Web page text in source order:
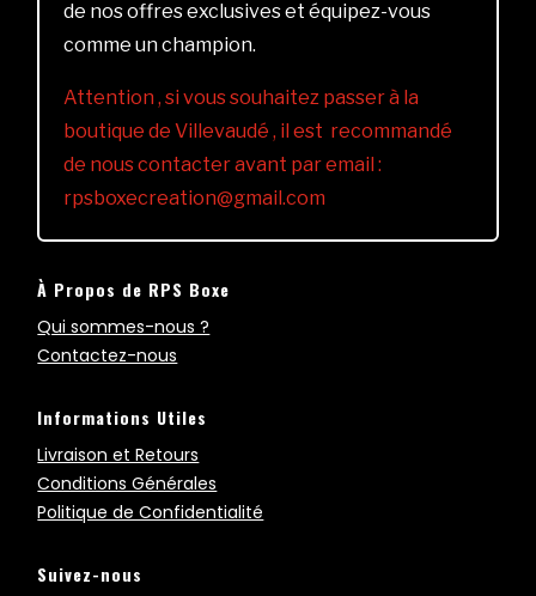
de nos offres exclusives et équipez-vous
comme un champion.
Attention , si vous souhaitez passer à la
boutique de Villevaudé , il est recommandé
de nous contacter avant par email :
rpsboxecreation@gmail.com
À Propos de RPS Boxe
Qui sommes-nous ?
Contactez-nous
Informations Utiles
Livraison et Retours
Conditions Générales
Politique de Confidentialité
Suivez-nous